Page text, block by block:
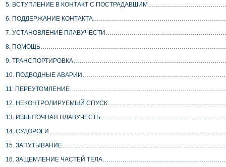
5. ВСТУПЛЕНИЕ В КОНТАКТ С
6. ПОДДЕРЖАНИЕ
7. УСТАНОВЛЕНИЕ
8.
9.
10. ПОДВОДНЫЕ
11.
12. НЕКОНТРОЛИРУЕМЫЙ
13. ИЗБЫТОЧНАЯ
14.
15.
16. ЗАЩЕМЛЕНИЕ ЧАСТЕЙ